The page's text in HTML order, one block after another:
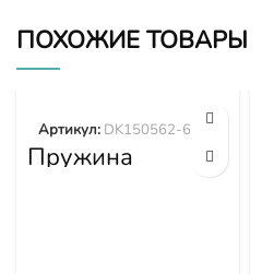
ПОХОЖИЕ ТОВАРЫ
Пружина
DK150562-6200
Артикул: DK150562-6200